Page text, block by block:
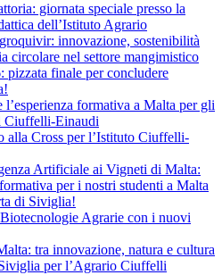
giornata speciale presso la
dell’Istituto Agrario
innovazione, sostenibilità
circolare nel settore mangimistico
pizzata finale per concludere
l’esperienza formativa a Malta per gli
Ciuffelli-Einaudi
alla Cross per l’Istituto Ciuffelli-
Artificiale ai Vigneti di Malta:
per i nostri studenti a Malta
di Siviglia!
Agrarie con i nuovi
tra innovazione, natura e cultura
per l’Agrario Ciuffelli